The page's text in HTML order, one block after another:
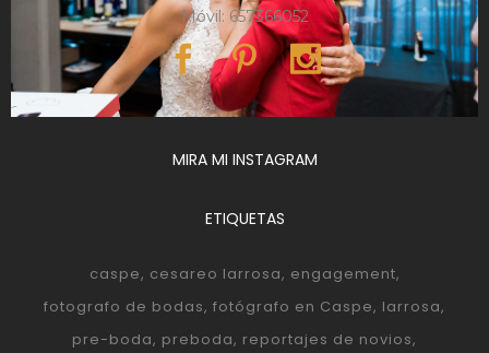
Móvil: 657366052
MIRA MI INSTAGRAM
ETIQUETAS
caspe cesareo larrosa engagement
fotografo de bodas fotógrafo en Caspe larrosa
pre-boda preboda reportajes de novios